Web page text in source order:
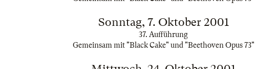
Sonntag, 7. Oktober 2001
37. Aufführung
Gemeinsam mit "Black Cake" und "Beethoven Opus 73"